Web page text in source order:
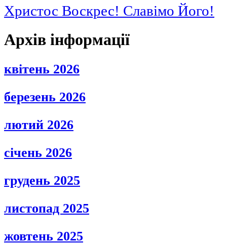
Христос Воскрес! Славімо Його!
Архів інформації
квітень 2026
березень 2026
лютий 2026
січень 2026
грудень 2025
листопад 2025
жовтень 2025